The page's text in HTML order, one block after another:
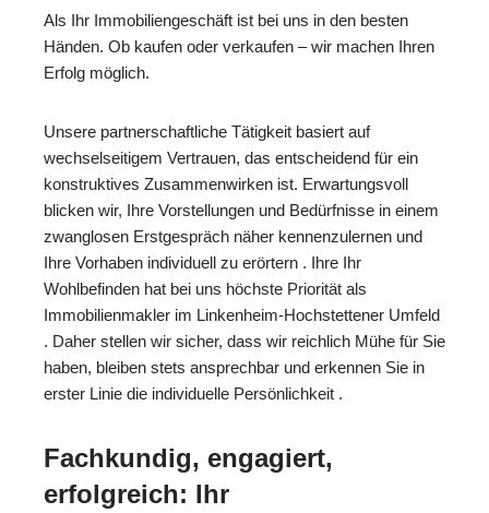
Als Ihr Immobiliengeschäft ist bei uns in den besten
Händen. Ob kaufen oder verkaufen – wir machen Ihren
Erfolg möglich.
Unsere partnerschaftliche Tätigkeit basiert auf
wechselseitigem Vertrauen, das entscheidend für ein
konstruktives Zusammenwirken ist. Erwartungsvoll
blicken wir, Ihre Vorstellungen und Bedürfnisse in einem
zwanglosen Erstgespräch näher kennenzulernen und
Ihre Vorhaben individuell zu erörtern . Ihre Ihr
Wohlbefinden hat bei uns höchste Priorität als
Immobilienmakler im Linkenheim-Hochstettener Umfeld
. Daher stellen wir sicher, dass wir reichlich Mühe für Sie
haben, bleiben stets ansprechbar und erkennen Sie in
erster Linie die individuelle Persönlichkeit .
Fachkundig, engagiert,
erfolgreich: Ihr